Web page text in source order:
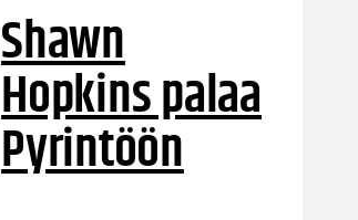
Shawn
Hopkins palaa
Pyrintöön